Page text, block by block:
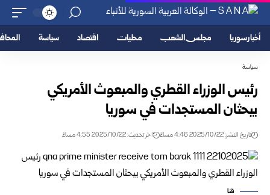
أخبار سوريا مجلس الشعب محليات اقتصاد سياسة
سياسة
رئيس الوزراء القطري والمبعوث الأمريكي
يبحثان المستجدات في سوريا
تاريخ النشر: 2025/10/22 4:46 مساءً اخر تحديث: 2025/10/22 4:55 مساءً
قنا